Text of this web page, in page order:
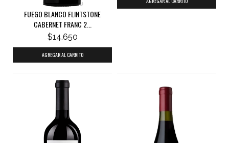
FUEGO BLANCO FLINTSTONE
CABERNET FRANC 2...
$14.650